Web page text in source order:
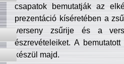
csapatok bemutatják az
prezentáció kíséretében a
verseny zsűrije és a
észrevételeiket. A
készül majd.